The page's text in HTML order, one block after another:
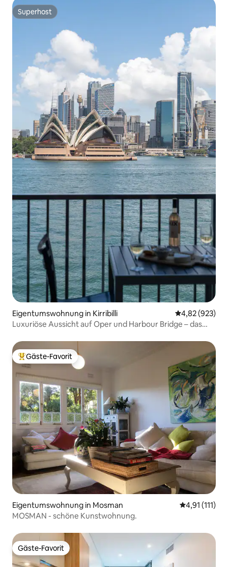
Superhost
Superhost
Eigentumswohnung in Kirribilli
4,82 (923)
Luxuriöse Aussicht auf Oper und Harbour Bridge – das
Beliebter Gäste-Favorit.
Gäste-Favorit
Eigentumswohnung in Mosman
4,91 (111)
MOSMAN - schöne Kunstwohnung.
Gäste-Favorit
Gäste-Favorit